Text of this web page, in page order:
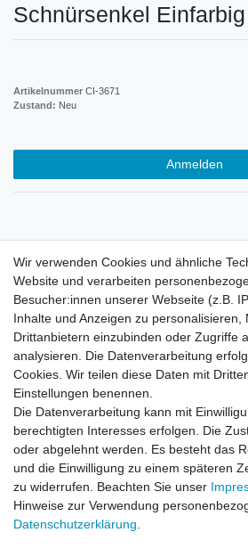
Schnürsenkel
Artikelnummer CI-3671
Zustand: Neu
Anmelden
Beschreibung
Weitere Details
robuste runde Schnürsenkel
intensive Farben
Enden sind Ummantelt
Material 100% Polyester
Wir verwenden Cookies und ähnliche
Website und verarbeiten
Besucher:innen unserer Webseite (z.B.
Inhalte und Anzeigen zu personalisieren,
Drittanbietern einzubinden oder Zugriffe
analysieren. Die Datenverarbeitung
Cookies. Wir teilen diese Daten mit
Einstellungen benennen.
Die Datenverarbeitung kann mit
berechtigten Interesses erfolgen. Die
oder abgelehnt werden. Es besteht das
und die Einwilligung zu einem späteren
zu widerrufen. Beachten Sie unser
Hinweise zur Verwendung
Daten­schutz­erklärung